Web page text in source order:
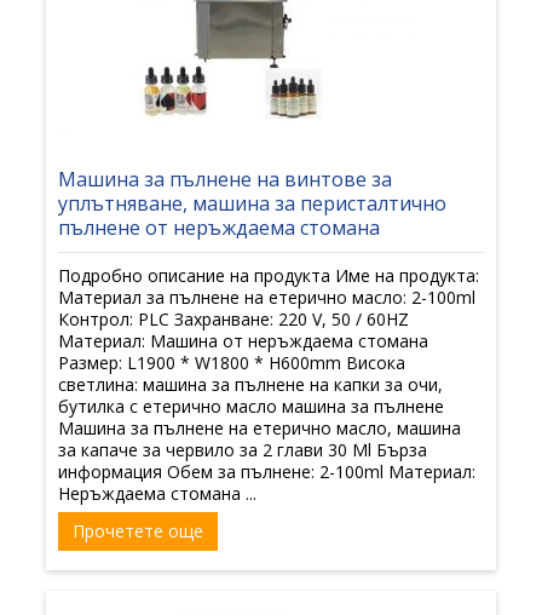
Машина за пълнене на винтове за
уплътняване, машина за перисталтично
пълнене от неръждаема стомана
Подробно описание на продукта Име на продукта:
Материал за пълнене на етерично масло: 2-100ml
Контрол: PLC Захранване: 220 V, 50 / 60HZ
Материал: Машина от неръждаема стомана
Размер: L1900 * W1800 * H600mm Висока
светлина: машина за пълнене на капки за очи,
бутилка с етерично масло машина за пълнене
Машина за пълнене на етерично масло, машина
за капаче за червило за 2 глави 30 Ml Бърза
информация Обем за пълнене: 2-100ml Материал:
Неръждаема стомана ...
Прочетете още